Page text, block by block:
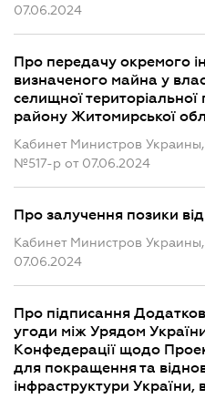
07.06.2024
Про передачу окремого
визначеного майна у
селищної
району Житомирської
Кабинет Министров
№517-р от 07.06.2024
Про залучення позики
Кабинет Министров
07.06.2024
Про підписання
угоди між Урядом
Конфедерації щодо
для покращення та
інфраструктури України,